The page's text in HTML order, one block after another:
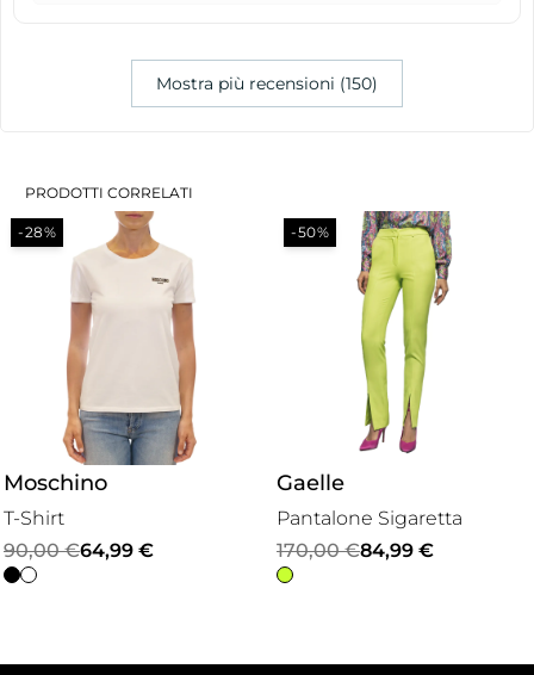
Mostra più recensioni (150)
PRODOTTI CORRELATI
-28%
Moschino
T-Shirt
90,00€
Il
prezzo
64,99 €
Il
prezzo
-50%
Gaelle
Pantalone Sigaretta
170,00€
Il
prezzo
84,99 €
Il
prezzo